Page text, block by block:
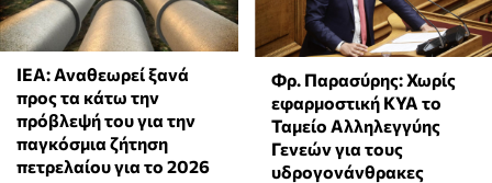
ΙΕΑ: Αναθεωρεί ξανά
προς τα κάτω την
πρόβλεψή του για την
παγκόσμια ζήτηση
πετρελαίου για το 2026
Φρ. Παρασύρης: Χωρίς
εφαρμοστική ΚΥΑ το
Ταμείο Αλληλεγγύης
Γενεών για τους
υδρογονάνθρακες